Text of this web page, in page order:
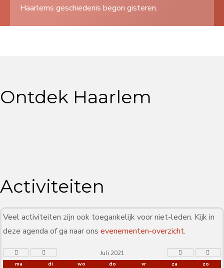
Haarlems geschiedenis begon gisteren.
Ontdek Haarlem
Activiteiten
Veel activiteiten zijn ook toegankelijk voor niet-leden. Kijk in
deze agenda of ga naar ons evenementen-overzicht.
Juli 2021
ma di wo do vr za
zo